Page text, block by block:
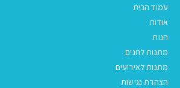
עמוד הבית
אודות
חנות
מתנות לחגים
מתנות לאירועים
הצהרת נגישות